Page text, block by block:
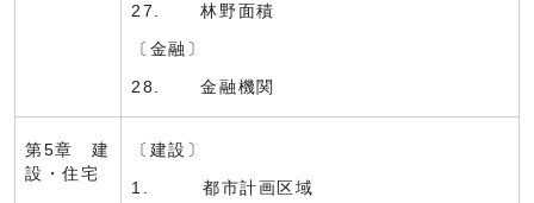
27. 林野面積
〔金融〕
28. 金融機関
第5章 建
設・住宅
〔建設〕
1. 都市計画区域